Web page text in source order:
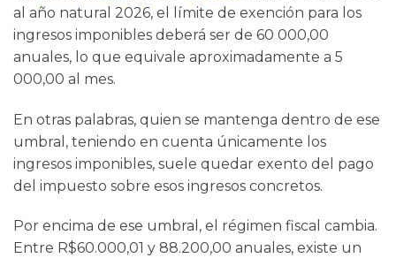
al año natural 2026, el límite de exención para los
ingresos imponibles deberá ser de 60 000,00
anuales, lo que equivale aproximadamente a 5
000,00 al mes.
En otras palabras, quien se mantenga dentro de ese
umbral, teniendo en cuenta únicamente los
ingresos imponibles, suele quedar exento del pago
del impuesto sobre esos ingresos concretos.
Por encima de ese umbral, el régimen fiscal cambia.
Entre R$60.000,01 y 88.200,00 anuales, existe un